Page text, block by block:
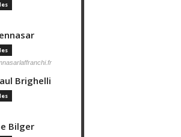
Brighelli
Bilger